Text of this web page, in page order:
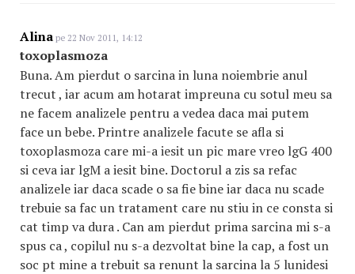
Alina pe 22 Nov 2011, 14:12
toxoplasmoza
Buna. Am pierdut o sarcina in luna noiembrie anul
trecut , iar acum am hotarat impreuna cu sotul meu sa
ne facem analizele pentru a vedea daca mai putem
face un bebe. Printre analizele facute se afla si
toxoplasmoza care mi-a iesit un pic mare vreo lgG 400
si ceva iar lgM a iesit bine. Doctorul a zis sa refac
analizele iar daca scade o sa fie bine iar daca nu scade
trebuie sa fac un tratament care nu stiu in ce consta si
cat timp va dura . Can am pierdut prima sarcina mi s-a
spus ca , copilul nu s-a dezvoltat bine la cap, a fost un
soc pt mine a trebuit sa renunt la sarcina la 5 lunidesi